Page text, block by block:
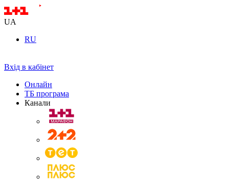
UA
RU
Вхід в кабінет
Онлайн
ТБ програма
Канали